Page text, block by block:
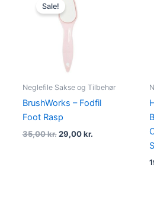
Sale!
Neglefile Sakse og Tilbehør
BrushWorks – Fodfil
Foot Rasp
35,00kr.
was:
35,00 kr..
29,00kr.